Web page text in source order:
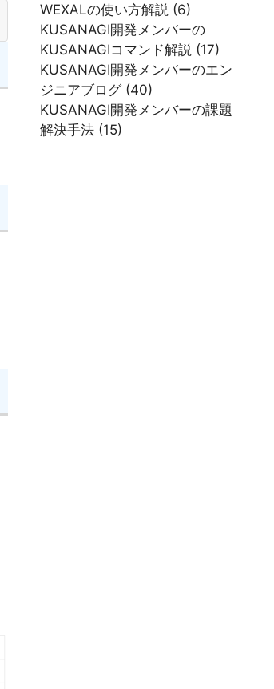
WEXALの使い方解説 (6)
KUSANAGI開発メンバーの
KUSANAGIコマンド解説 (17)
KUSANAGI開発メンバーのエン
ジニアブログ(40)
KUSANAGI開発メンバーの課題
解決手法 (15)